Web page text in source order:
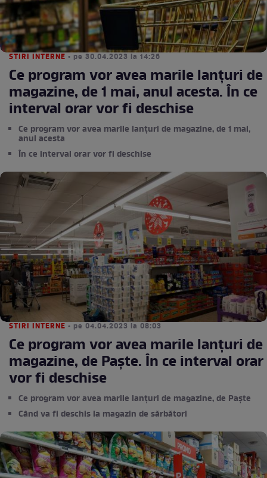
STIRI INTERNE • pe 30.04.2023 la 14:26
Ce program vor avea marile lanțuri de
magazine, de 1 mai, anul acesta. În ce
interval orar vor fi deschise
Ce program vor avea marile lanțuri de magazine, de 1 mai,
anul acesta
În ce interval orar vor fi deschise
STIRI INTERNE • pe 04.04.2023 la 08:03
Ce program vor avea marile lanțuri de
magazine, de Paște. În ce interval orar
vor fi deschise
Ce program vor avea marile lanțuri de magazine, de Paște
Când va fi deschis la magazin de sărbători